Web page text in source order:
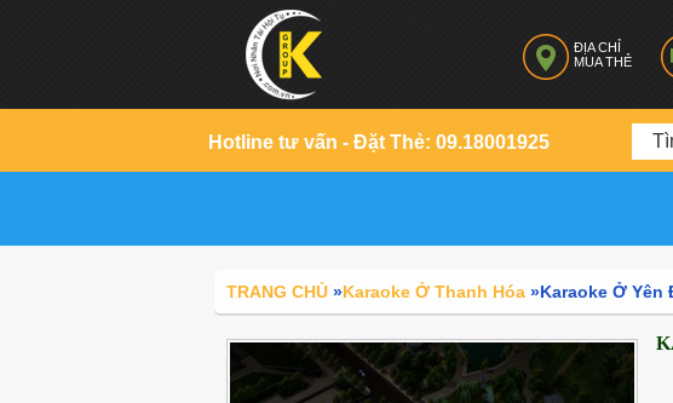
ĐỊA CHỈ
MUA THẺ
Hotline tư vấn - Đặt Thẻ: 09.18001925
TRANG CHỦ »Karaoke Ở Thanh Hóa »Karaoke Ở Yên